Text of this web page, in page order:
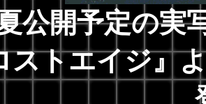
公開予定の実
ストエイジ』